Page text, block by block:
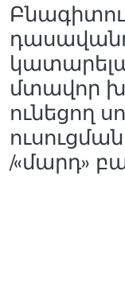
մտավոր
ունեցող
/«մարդ»